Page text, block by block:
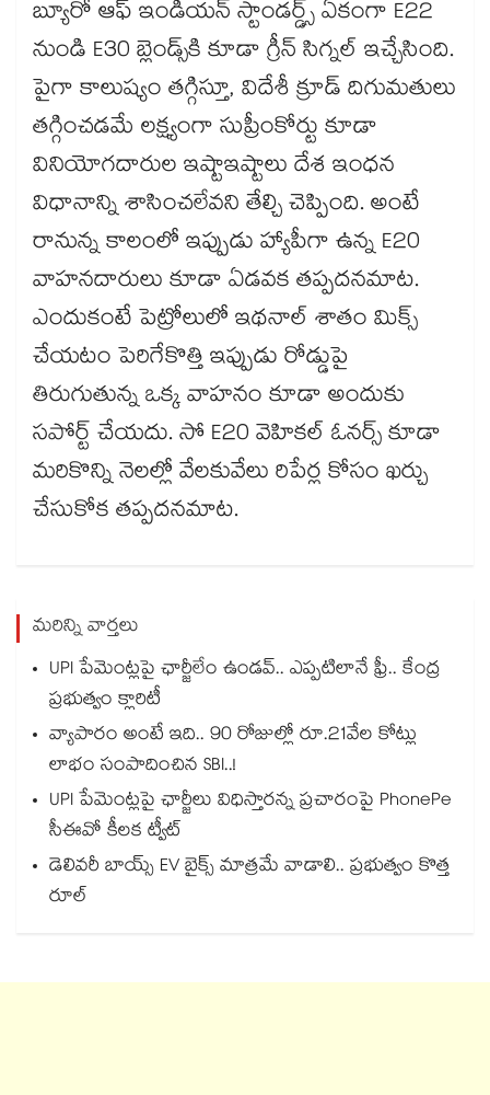
బ్యూరో ఆఫ్ ఇండియన్ స్టాండర్డ్స్ ఏకంగా E22
నుండి E30 బ్లెండ్స్‌కి కూడా గ్రీన్ సిగ్నల్ ఇచ్చేసింది.
పైగా కాలుష్యం తగ్గిస్తూ, విదేశీ క్రూడ్ దిగుమతులు
తగ్గించడమే లక్ష్యంగా సుప్రీంకోర్టు కూడా
వినియోగదారుల ఇష్టాఇష్టాలు దేశ ఇంధన
విధానాన్ని శాసించలేవని తేల్చి చెప్పింది. అంటే
రానున్న కాలంలో ఇప్పుడు హ్యాపీగా ఉన్న E20
వాహనదారులు కూడా ఏడవక తప్పదనమాట.
ఎందుకంటే పెట్రోలులో ఇథనాల్ శాతం మిక్స్
చేయటం పెరిగేకొత్తి ఇప్పుడు రోడ్డుపై
తిరుగుతున్న ఒక్క వాహనం కూడా అందుకు
సపోర్ట్ చేయదు. సో E20 వెహికల్ ఓనర్స్ కూడా
మరికొన్ని నెలల్లో వేలకువేలు రిపేర్ల కోసం ఖర్చు
చేసుకోక తప్పదనమాట.
మరిన్ని వార్తలు
UPI పేమెంట్లపై ఛార్జీలేం ఉండవ్.. ఎప్పటిలానే ఫ్రీ.. కేంద్ర
ప్రభుత్వం క్లారిటీ
వ్యాపారం అంటే ఇది.. 90 రోజుల్లో రూ.21వేల కోట్లు
లాభం సంపాదించిన SBI..!
UPI పేమెంట్లపై ఛార్జీలు విధిస్తారన్న ప్రచారంపై PhonePe
సీఈవో కీలక ట్వీట్
డెలివరీ బాయ్స్ EV బైక్స్ మాత్రమే వాడాలి.. ప్రభుత్వం కొత్త
రూల్